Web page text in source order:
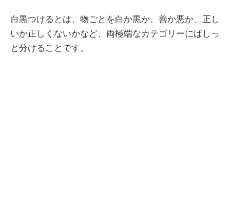
白黒つけるとは、物ごとを白か黒か、善か悪か、正し
いか正しくないかなど、両極端なカテゴリーにばしっ
と分けることです。